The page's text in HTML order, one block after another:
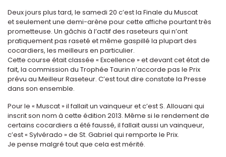
Deux jours plus tard, le samedi 20 c’est la Finale du Muscat
et seulement une demi-arène pour cette affiche pourtant très
prometteuse. Un gâchis à l’actif des raseteurs qui n’ont
pratiquement pas raseté et même gaspillé la plupart des
cocardiers, les meilleurs en particulier.
Cette course était classée « Excellence » et devant cet état de
fait, la commission du Trophée Taurin n’accorde pas le Prix
prévu au Meilleur Raseteur. C’est tout dire constate la Presse
dans son ensemble.
Pour le « Muscat » il fallait un vainqueur et c’est S. Allouani qui
inscrit son nom à cette édition 2013. Même si le rendement de
certains cocardiers a été faussé, il fallait aussi un vainqueur,
c’est « Sylvérado » de St. Gabriel qui remporte le Prix.
Je pense malgré tout que cela est mérité.